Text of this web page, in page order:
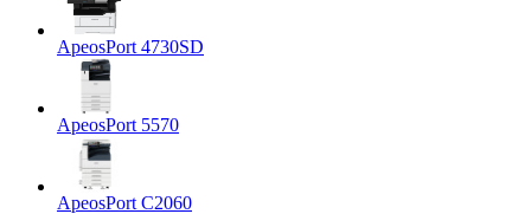
ApeosPort 4730SD
ApeosPort 5570
ApeosPort C2060